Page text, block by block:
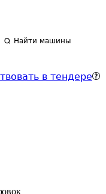
Найти машины
в тендере